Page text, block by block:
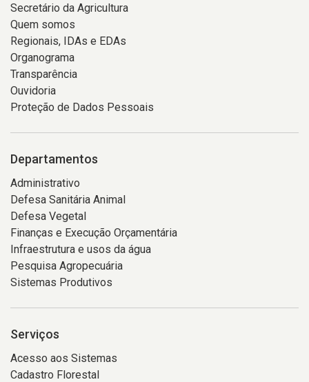
Secretário da Agricultura
Quem somos
Regionais, IDAs e EDAs
Organograma
Transparência
Ouvidoria
Proteção de Dados Pessoais
Departamentos
Administrativo
Defesa Sanitária Animal
Defesa Vegetal
Finanças e Execução Orçamentária
Infraestrutura e usos da água
Pesquisa Agropecuária
Sistemas Produtivos
Serviços
Acesso aos Sistemas
Cadastro Florestal